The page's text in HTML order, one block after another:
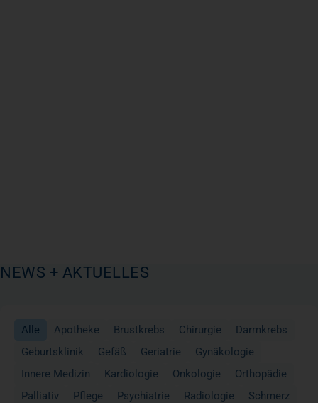
NEWS + AKTUELLES
Alle Apotheke Brustkrebs Chirurgie
Darmkrebs
Geburtsklinik
Gefäß Geriatrie
Gynäkologie
Innere Medizin
Kardiologie Onkologie
Orthopädie
Palliativ
Pflege Psychiatrie Radiologie
Schmerz